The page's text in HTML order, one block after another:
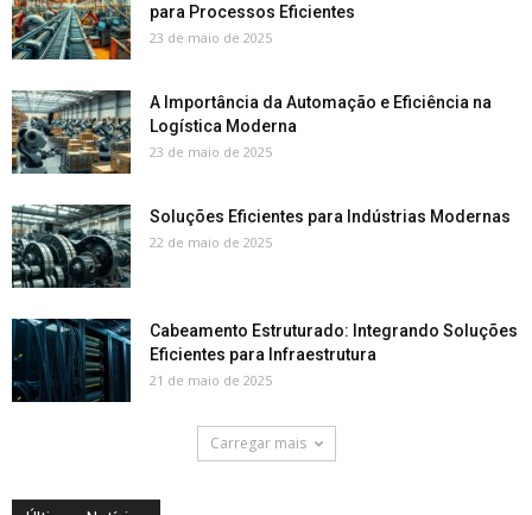
para Processos Eficientes
23 de maio de 2025
A Importância da Automação e Eficiência na
Logística Moderna
23 de maio de 2025
Soluções Eficientes para Indústrias Modernas
22 de maio de 2025
Cabeamento Estruturado: Integrando Soluções
Eficientes para Infraestrutura
21 de maio de 2025
Carregar mais